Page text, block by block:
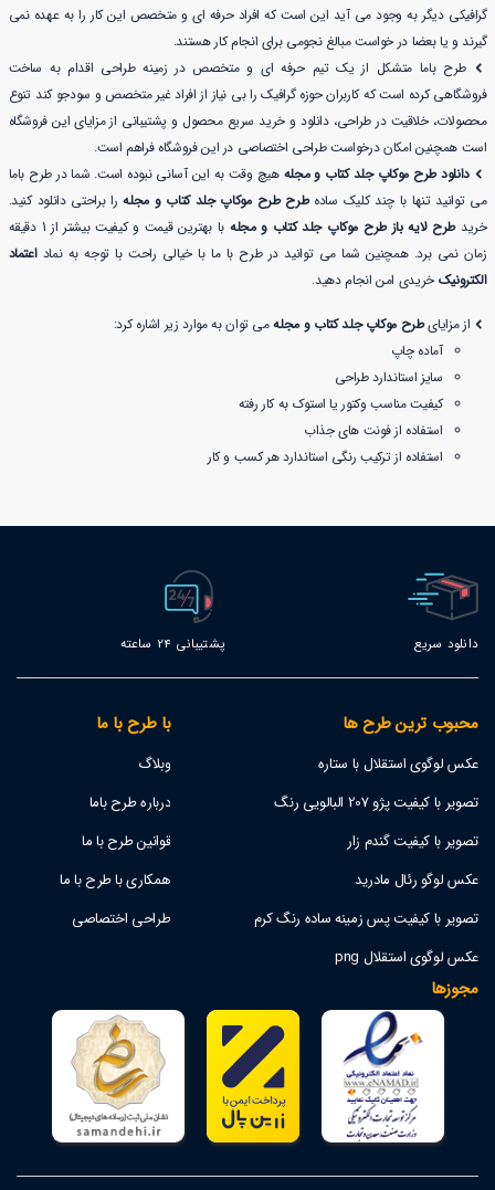
گرافیکی دیگر به وجود می آید این است که افراد حرفه ای و متخصص این کار را به عهده نمی
گیرند و یا بعضا در خواست مبالغ نجومی برای انجام کار هستند.
طرح باما متشکل از یک تیم حرفه ای و متخصص در زمینه طراحی اقدام به ساخت
فروشگاهی کرده است که کاربران حوزه گرافیک را بی نیاز از افراد غیر متخصص و سودجو کند تنوع
محصولات، خلاقیت در طراحی، دانلود و خرید سریع محصول و پشتیبانی از مزایای این فروشگاه
است همچنین امکان درخواست طراحی اختصاصی در این فروشگاه فراهم است.
دانلود طرح موکاپ جلد کتاب و مجلههیچ وقت به این آسانی نبوده است. شما در طرح باما
می توانید تنها با چند کلیک سادهطرح طرح موکاپ جلد کتاب و مجله را براحتی دانلود کنید.
خریدطرح لایه باز طرح موکاپ جلد کتاب و مجله
با بهترین قیمت و کیفیت بیشتر از 1 دقیقه
زمان نمی برد. همچنین شما می توانید در طرح با ما با خیالی راحت با توجه به نماداعتماد
الکترونیک خریدی امن انجام دهید.
از مزایایطرح موکاپ جلد کتاب و مجلهمی توان به موارد زیر اشاره کرد:
آماده چاپ
سایز استاندارد طراحی
کیفیت مناسب وکتور یا استوک به کار رفته
استفاده از فونت های جذاب
استفاده از ترکیب رنگی استاندارد هر کسب و کار
دانلود سریع پشتیبانی 24 ساعته
محبوب ترین طرح ها
عکس لوگوی استقلال با ستاره
تصویر با کیفیت پژو 207 البالویی رنگ
تصویر با کیفیت گندم زار
عکس لوگو رئال مادرید
تصویر با کیفیت پس زمینه ساده رنگ کرم
عکس لوگوی استقلال png
با طرح با ما
وبلاگ
درباره طرح باما
قوانین طرح با ما
همکاری با طرح با ما
طراحی اختصاصی
مجوزها